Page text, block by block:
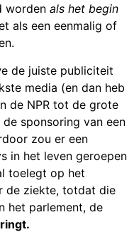
worden als het begin
als een eenmalig of
de juiste publiciteit
media (en dan heb
de NPR tot de grote
sponsoring van een
zou er een
in het leven geroepen
toelegt op het
de ziekte, totdat die
het parlement, de